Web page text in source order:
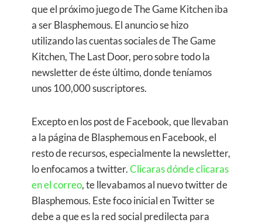
que el próximo juego de The Game Kitchen iba
a ser Blasphemous. El anuncio se hizo
utilizando las cuentas sociales de The Game
Kitchen, The Last Door, pero sobre todo la
newsletter de éste último, donde teníamos
unos 100,000 suscriptores.
Excepto en los post de Facebook, que llevaban
a la página de Blasphemous en Facebook, el
resto de recursos, especialmente la newsletter,
lo enfocamos a twitter.Clicaras dónde clicaras
en el correo, te llevabamos al nuevo twitter de
Blasphemous. Este foco inicial en Twitter se
debe a que es la red social predilecta para